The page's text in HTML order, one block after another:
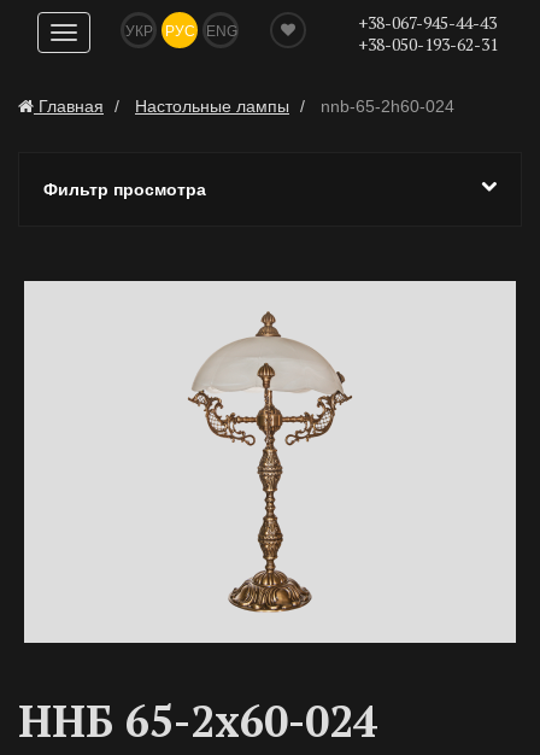
Показать
навигацию
УКР РУС ENG
+38-067-945-44-43
+38-050-193-62-31
Главная Настольные лампы nnb-65-2h60-024
Фильтр просмотра
ННБ 65-2х60-024